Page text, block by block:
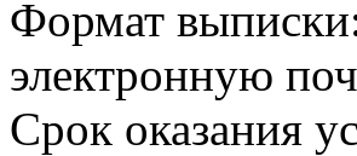
Формат
электронную
Срок оказания